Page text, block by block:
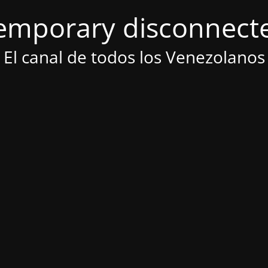
El canal de todos los Venezolanos